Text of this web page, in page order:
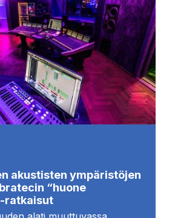
akustisten ympäristöjen
“huone
ratkaisut